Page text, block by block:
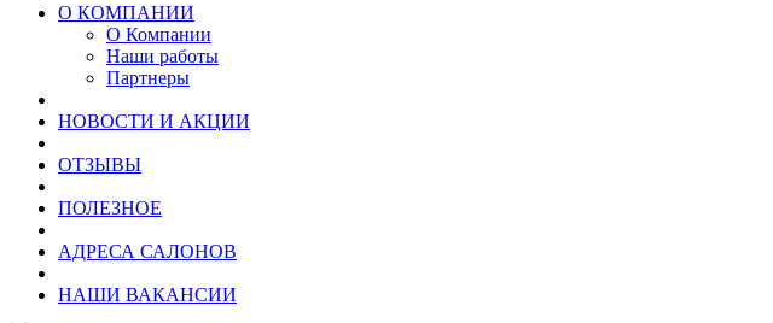
О КОМПАНИИ
О Компании
Наши работы
Партнеры
НОВОСТИ И АКЦИИ
ОТЗЫВЫ
ПОЛЕЗНОЕ
АДРЕСА САЛОНОВ
НАШИ ВАКАНСИИ